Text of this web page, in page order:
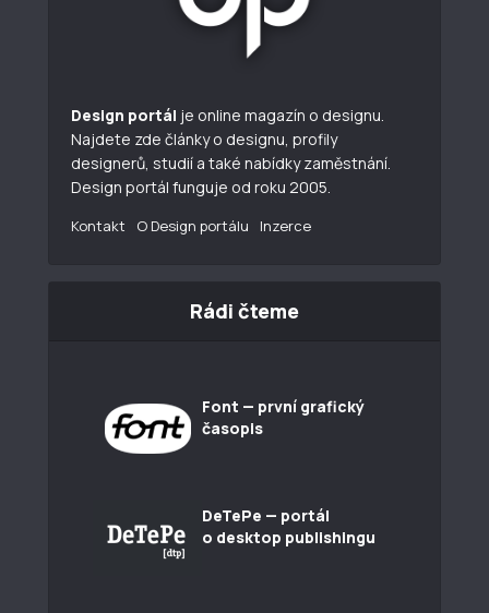
Design portál je online magazín o designu.
Najdete zde články o designu, profily
designerů, studií a také nabídky zaměstnání.
Design portál funguje od roku 2005.
Kontakt O Design portálu Inzerce
Rádi čteme
Font — první grafický
časopis
DeTePe — portál
o desktop publishingu